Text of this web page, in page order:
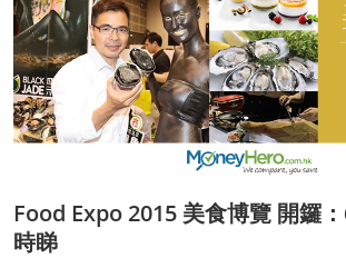
Food Expo 2015 美食博覽 開鑼
時睇